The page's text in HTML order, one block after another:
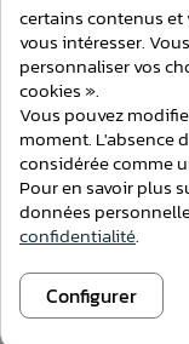
certains contenus
vous intéresser.
personnaliser vos
cookies ».
Vous pouvez
moment. L'absence
considérée comme
Pour en savoir plus
données
confidentialité.
Configurer